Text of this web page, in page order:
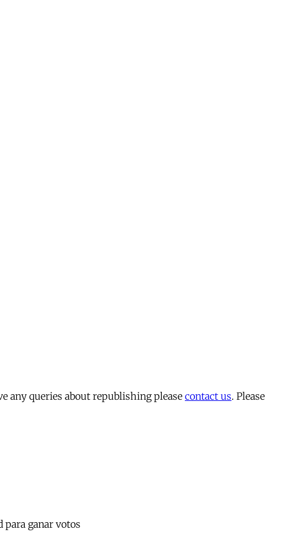
any queries about republishing please contact us. Please
ganar votos